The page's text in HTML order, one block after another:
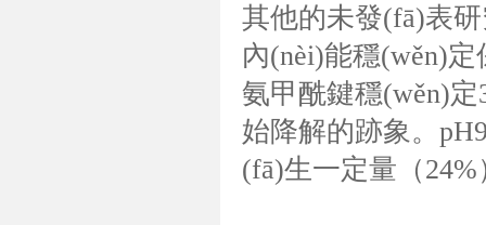
其他的未發(fā)表
內(nèi)能穩(wěn)
氨甲酰鍵穩(wěn)
始降解的跡象。
(fā)生一定量（